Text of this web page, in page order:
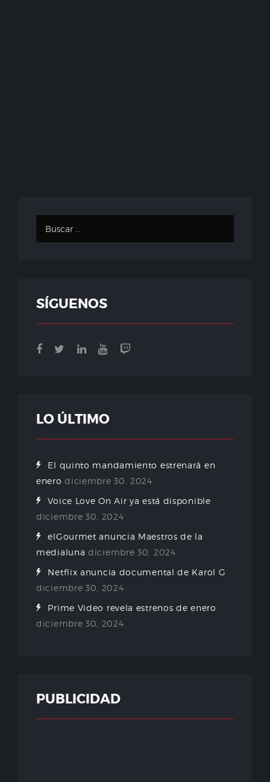
SÍGUENOS
LO ÚLTIMO
El quinto mandamiento estrenará en
enero diciembre 30, 2024
Voice Love On Air ya está disponible
diciembre 30, 2024
elGourmet anuncia Maestros de la
medialuna diciembre 30, 2024
Netflix anuncia documental de Karol G
diciembre 30, 2024
Prime Video revela estrenos de enero
diciembre 30, 2024
PUBLICIDAD